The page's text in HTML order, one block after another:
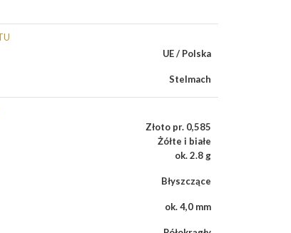
UE / Polska
Stelmach
Złoto pr. 0,585
Żółte i białe
ok. 2.8 g
Błyszczące
ok. 4,0 mm